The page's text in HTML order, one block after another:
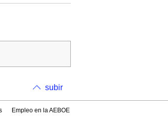
subir
Empleo en la AEBOE